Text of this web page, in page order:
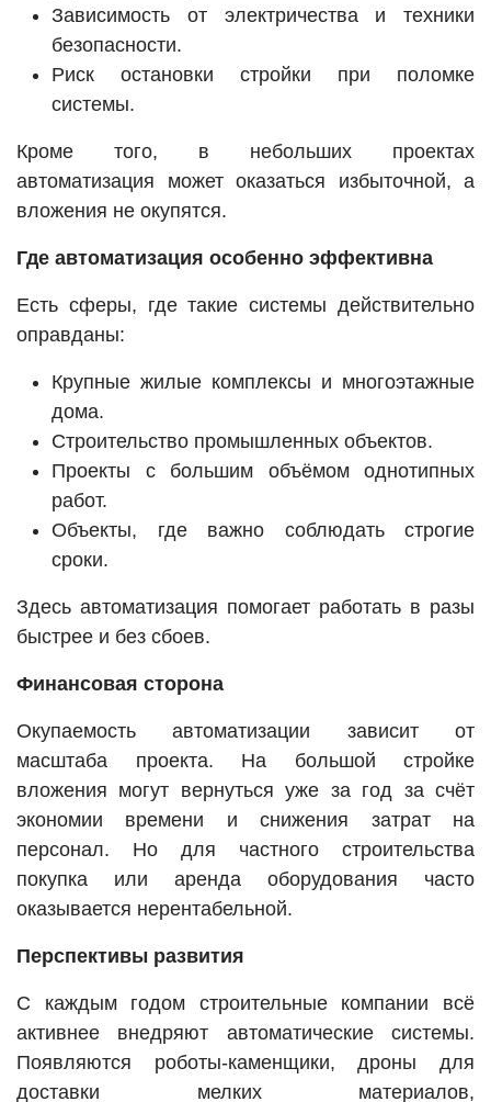
Зависимость от электричества и техники
безопасности.
Риск остановки стройки при поломке
системы.
Кроме того, в небольших проектах
автоматизация может оказаться избыточной, а
вложения не окупятся.
Где автоматизация особенно эффективна
Есть сферы, где такие системы действительно
оправданы:
Крупные жилые комплексы и многоэтажные
дома.
Строительство промышленных объектов.
Проекты с большим объёмом однотипных
работ.
Объекты, где важно соблюдать строгие
сроки.
Здесь автоматизация помогает работать в разы
быстрее и без сбоев.
Финансовая сторона
Окупаемость автоматизации зависит от
масштаба проекта. На большой стройке
вложения могут вернуться уже за год за счёт
экономии времени и снижения затрат на
персонал. Но для частного строительства
покупка или аренда оборудования часто
оказывается нерентабельной.
Перспективы развития
С каждым годом строительные компании всё
активнее внедряют автоматические системы.
Появляются роботы-каменщики, дроны для
доставки мелких материалов,